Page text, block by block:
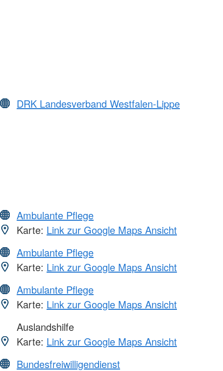
DRK Landesverband Westfalen-Lippe
Ambulante Pflege
Karte: Link zur Google Maps Ansicht
Ambulante Pflege
Karte: Link zur Google Maps Ansicht
Ambulante Pflege
Karte: Link zur Google Maps Ansicht
Auslandshilfe
Karte: Link zur Google Maps Ansicht
Bundesfreiwilligendienst